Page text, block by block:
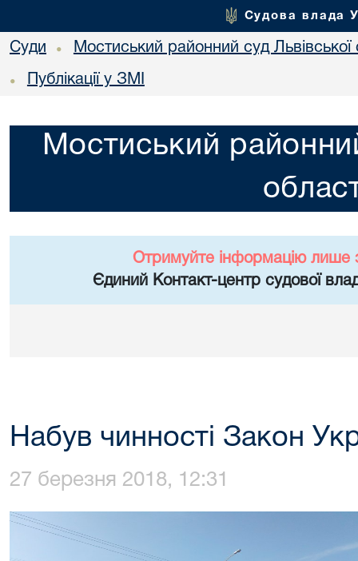
Судова влада
Суди • Мостиський районний суд Львівської
• Публікації у ЗМІ
Мостиський
Отримуйте інформацію лише
Єдиний Контакт-центр судової
Набув чинності Закон
27 березня 2018, 12:31